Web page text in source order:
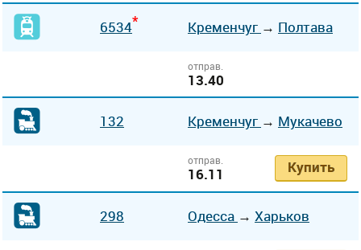
6534* Кременчуг → Полтава
отправ.
13.40
132 Кременчуг → Мукачево
отправ.
16.11 Купить
298 Одесса → Харьков